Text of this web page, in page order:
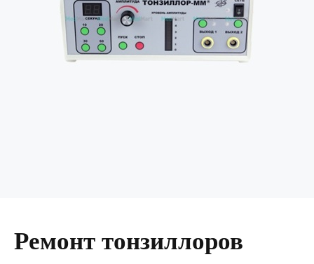
Ремонт тонзиллоров